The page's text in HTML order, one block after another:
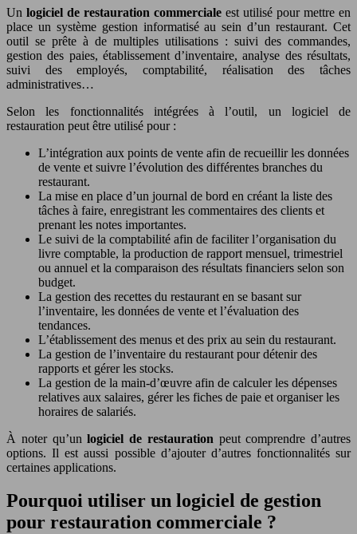
Un logiciel de restauration commerciale est utilisé pour mettre en
place un système gestion informatisé au sein d’un restaurant. Cet
outil se prête à de multiples utilisations : suivi des commandes,
gestion des paies, établissement d’inventaire, analyse des résultats,
suivi des employés, comptabilité, réalisation des tâches
administratives…
Selon les fonctionnalités intégrées à l’outil, un logiciel de
restauration peut être utilisé pour :
L’intégration aux points de vente afin de recueillir les données
de vente et suivre l’évolution des différentes branches du
restaurant.
La mise en place d’un journal de bord en créant la liste des
tâches à faire, enregistrant les commentaires des clients et
prenant les notes importantes.
Le suivi de la comptabilité afin de faciliter l’organisation du
livre comptable, la production de rapport mensuel, trimestriel
ou annuel et la comparaison des résultats financiers selon son
budget.
La gestion des recettes du restaurant en se basant sur
l’inventaire, les données de vente et l’évaluation des
tendances.
L’établissement des menus et des prix au sein du restaurant.
La gestion de l’inventaire du restaurant pour détenir des
rapports et gérer les stocks.
La gestion de la main-d’œuvre afin de calculer les dépenses
relatives aux salaires, gérer les fiches de paie et organiser les
horaires de salariés.
À noter qu’unlogiciel de restauration peut comprendre d’autres
options. Il est aussi possible d’ajouter d’autres fonctionnalités sur
certaines applications.
Pourquoi utiliser un logiciel de gestion
pour restauration commerciale ?